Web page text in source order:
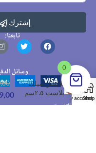
إشترك
تابعنا:
وسائل
القاهرة
بلاستر سيلك
بلاست ٢.٥سم
0
Shop
My account